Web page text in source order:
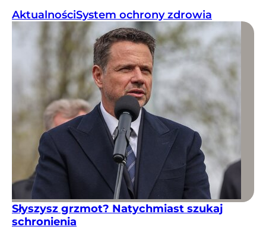
AktualnościSystem ochrony zdrowia
Słyszysz grzmot? Natychmiast szukaj
schronienia